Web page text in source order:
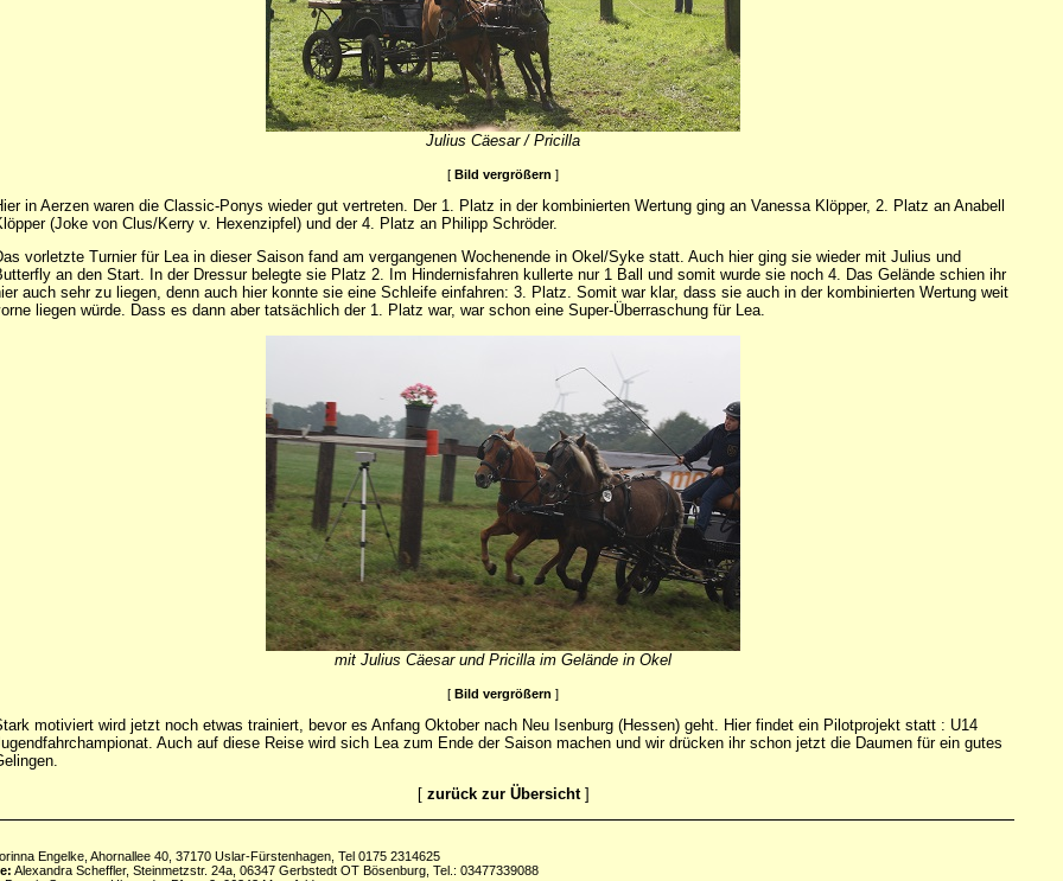
Julius Cäesar / Pricilla
[ Bild vergrößern ]
in Aerzen waren die Classic-Ponys wieder gut vertreten. Der 1. Platz in der kombinierten Wertung ging an Vanessa Klöpper, 2. Platz an Anabell
(Joke von Clus/Kerry v. Hexenzipfel) und der 4. Platz an Philipp Schröder.
vorletzte Turnier für Lea in dieser Saison fand am vergangenen Wochenende in Okel/Syke statt. Auch hier ging sie wieder mit Julius und
an den Start. In der Dressur belegte sie Platz 2. Im Hindernisfahren kullerte nur 1 Ball und somit wurde sie noch 4. Das Gelände schien ihr
auch sehr zu liegen, denn auch hier konnte sie eine Schleife einfahren: 3. Platz. Somit war klar, dass sie auch in der kombinierten Wertung weit
liegen würde. Dass es dann aber tatsächlich der 1. Platz war, war schon eine Super-Überraschung für Lea.
mit Julius Cäesar und Pricilla im Gelände in Okel
[ Bild vergrößern ]
motiviert wird jetzt noch etwas trainiert, bevor es Anfang Oktober nach Neu Isenburg (Hessen) geht. Hier findet ein Pilotprojekt statt : U14
Auch auf diese Reise wird sich Lea zum Ende der Saison machen und wir drücken ihr schon jetzt die Daumen für ein gutes
[ zurück zur Übersicht]
Engelke, Ahornallee 40, 37170 Uslar-Fürstenhagen, Tel 0175 2314625
Alexandra Scheffler, Steinmetzstr. 24a, 06347 Gerbstedt OT Bösenburg, Tel.: 03477339088